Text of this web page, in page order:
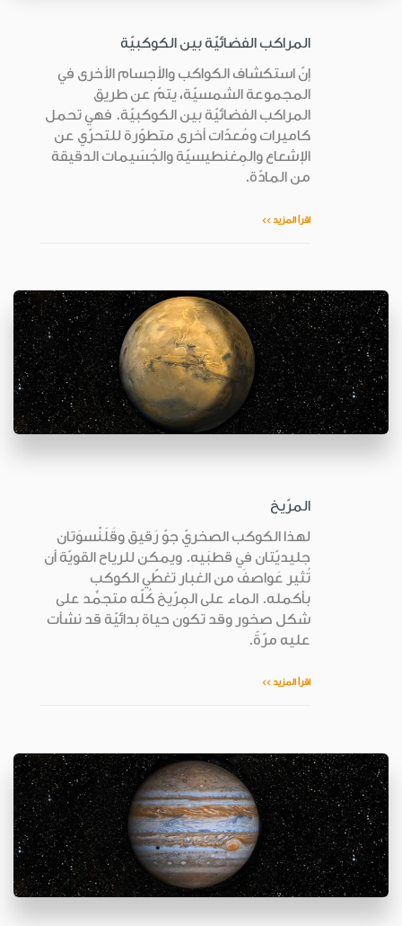
المراكب الفضائيّة بين الكوكبيّة
إنّ استكشاف الكواكب والأجسام الأخرى في
المجموعة الشمسيّة، يتمّ عن طريق
المراكب الفضائيّة بين الكوكبيّة. فهي تحمل
كاميرات ومُعدّات أخرى متطوّرة للتحرّي عن
الإشعاع والمِغنطيسيّة والجُسَيمات الدقيقة
من المادّة.
اقرأ المزيد >>
المرّيخ
لهذا الكوكب الصخريّ جوّ رَقيق وقَلَنْسوَتان
جليديّتان في قطبَيه. ويمكن للرياح القويّة أن
تُثير عَواصفَ من الغبار تغطّي الكوكب
بأكمله. الماء على المِرّيخ كُلّه متجمِّد على
شكل صخور وقد تكون حياة بدائيّة قد نشأت
عليه مرّةً.
اقرأ المزيد >>